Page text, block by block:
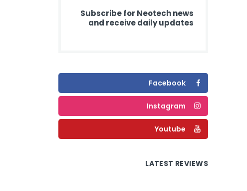
Subscribe for Neotech news
and receive daily updates
Facebook
Instagram
Youtube
LATEST REVIEWS